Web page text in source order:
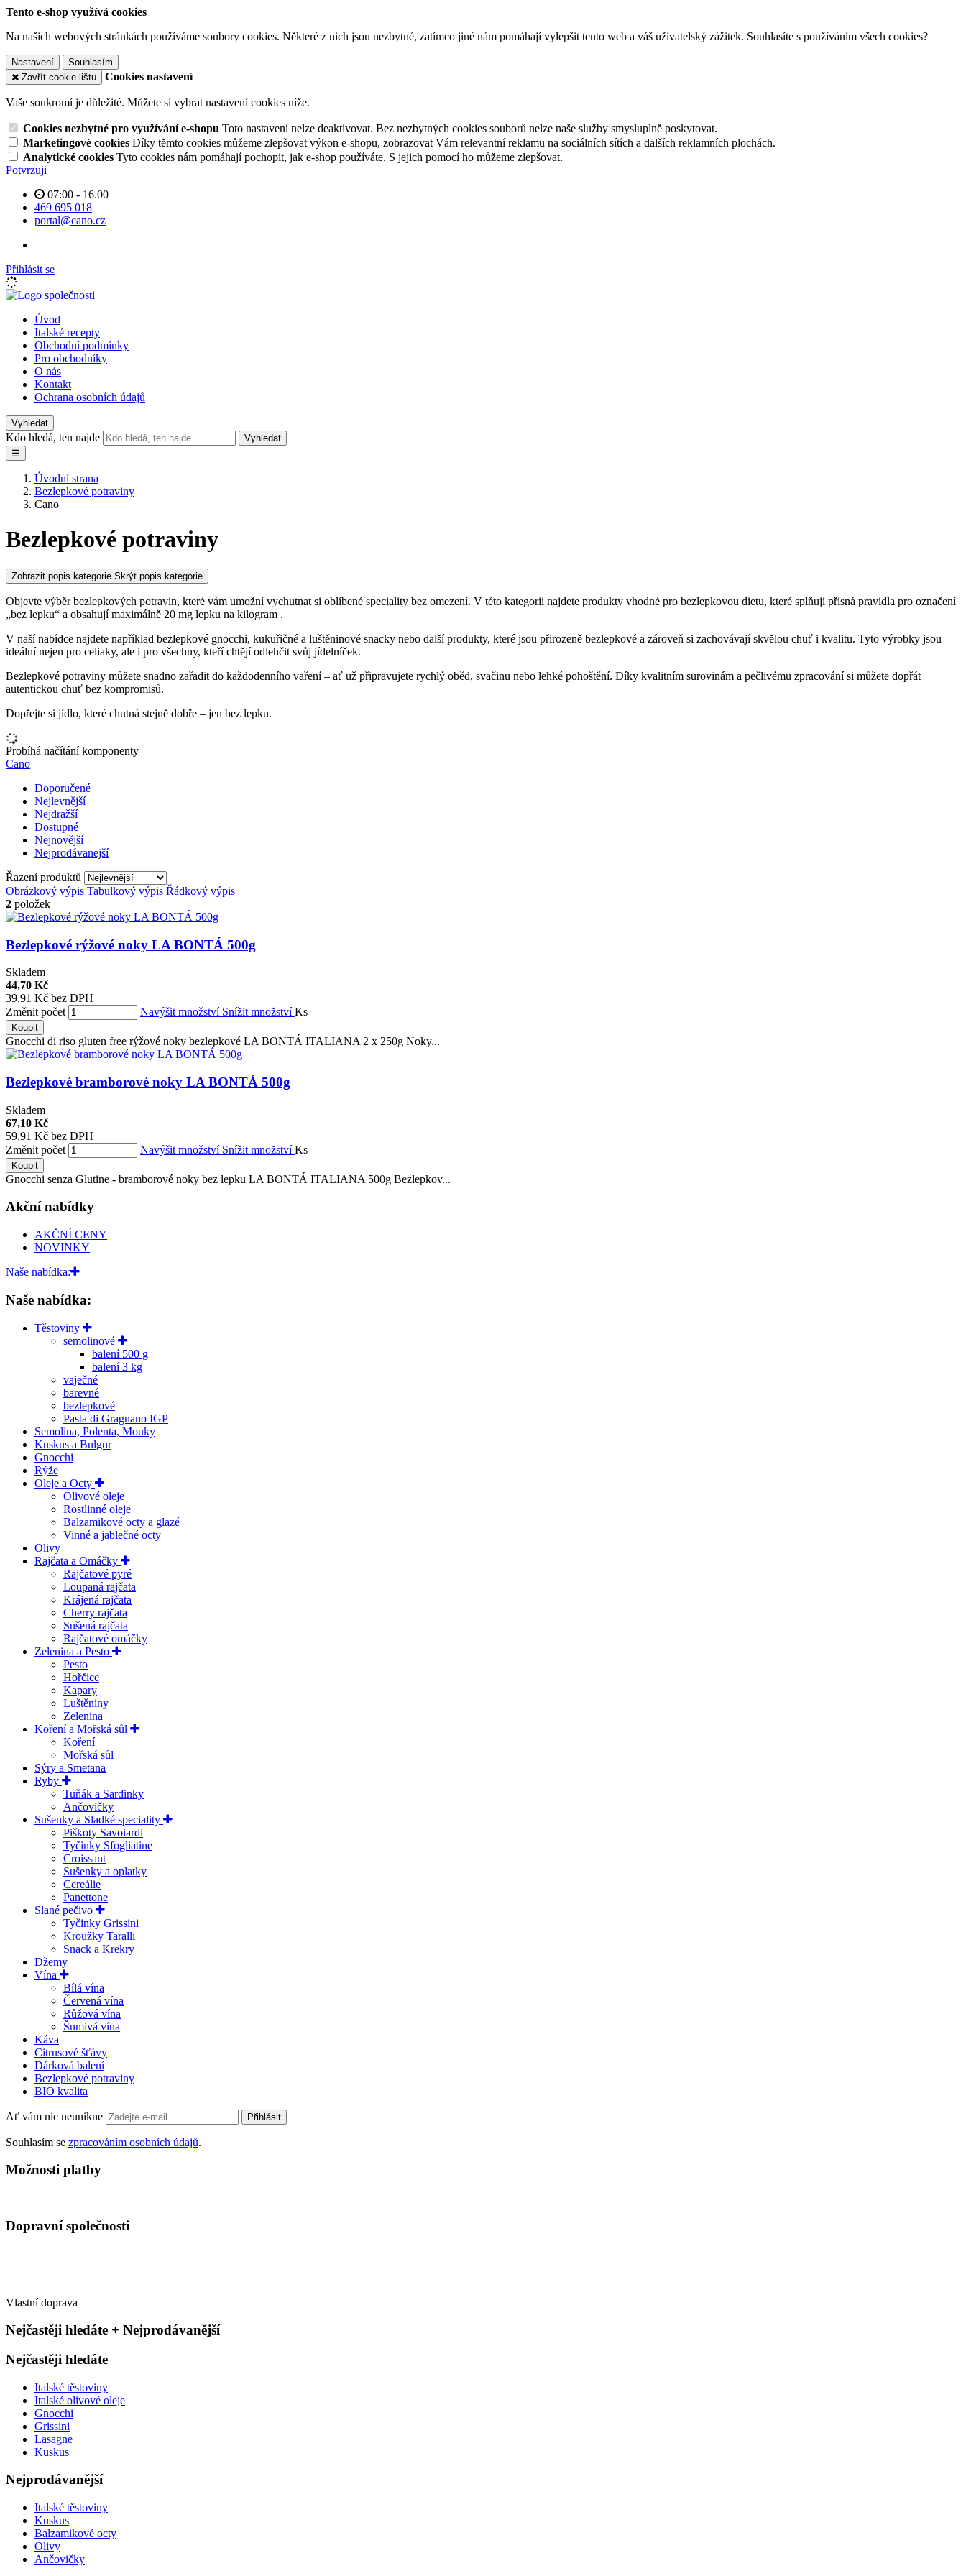
Tento e-shop využívá cookies
Na našich webových stránkách používáme soubory cookies. Některé z nich jsou nezbytné, zatímco jiné nám pomáhají vylepšit tento web a váš uživatelský zážitek. Souhlasíte s používáním všech cookies?
Nastavení
Souhlasím
Zavřít cookie lištu
Cookies nastavení
Vaše soukromí je důležité. Můžete si vybrat nastavení cookies níže.
Cookies nezbytné pro využívání e-shopu Toto nastavení nelze deaktivovat. Bez nezbytných cookies souborů nelze naše služby smysluplně poskytovat.
Marketingové cookies Díky těmto cookies můžeme zlepšovat výkon e-shopu, zobrazovat Vám relevantní reklamu na sociálních sítích a dalších reklamních plochách.
Analytické cookies Tyto cookies nám pomáhají pochopit, jak e-shop používáte. S jejich pomocí ho můžeme zlepšovat.
Potvrzuji
07:00 - 16.00
469 695 018
portal@cano.cz
Přihlásit se
Úvod
Italské recepty
Obchodní podmínky
Pro obchodníky
O nás
Kontakt
Ochrana osobních údajů
Vyhledat
Kdo hledá, ten najde
Vyhledat
☰
Úvodní strana
Bezlepkové potraviny
Cano
Bezlepkové potraviny
Zobrazit popis kategorie Skrýt popis kategorie
Objevte výběr bezlepkových potravin, které vám umožní vychutnat si oblíbené speciality bez omezení. V této kategorii najdete produkty vhodné pro bezlepkovou dietu, které splňují přísná pravidla pro označení
„bez lepku“ a obsahují maximálně 20 mg lepku na kilogram .
V naší nabídce najdete například bezlepkové gnocchi, kukuřičné a luštěninové snacky nebo další produkty, které jsou přirozeně bezlepkové a zároveň si zachovávají skvělou chuť i kvalitu. Tyto výrobky jsou
ideální nejen pro celiaky, ale i pro všechny, kteří chtějí odlehčit svůj jídelníček.
Bezlepkové potraviny můžete snadno zařadit do každodenního vaření – ať už připravujete rychlý oběd, svačinu nebo lehké pohoštění. Díky kvalitním surovinám a pečlivému zpracování si můžete dopřát
autentickou chuť bez kompromisů.
Dopřejte si jídlo, které chutná stejně dobře – jen bez lepku.
Probíhá načítání komponenty
Cano
Doporučené
Nejlevnější
Nejdražší
Dostupné
Nejnovější
Nejprodávanejší
Řazení produktů
Obrázkový výpis Tabulkový výpis Řádkový výpis
2 položek
Bezlepkové rýžové noky LA BONTÁ 500g
Skladem
44,70 Kč
39,91 Kč bez DPH
Změnit počet
Navýšit množství Snížit množstvíKs
Koupit
Gnocchi di riso gluten free rýžové noky bezlepkové LA BONTÁ ITALIANA 2 x 250g Noky...
Bezlepkové bramborové noky LA BONTÁ 500g
Skladem
67,10 Kč
59,91 Kč bez DPH
Změnit počet
Navýšit množství Snížit množstvíKs
Koupit
Gnocchi senza Glutine - bramborové noky bez lepku LA BONTÁ ITALIANA 500g Bezlepkov...
Akční nabídky
AKČNÍ CENY
NOVINKY
Naše nabídka:
Naše nabídka:
Těstoviny
semolinové
balení 500 g
balení 3 kg
vaječné
barevné
bezlepkové
Pasta di Gragnano IGP
Semolina, Polenta, Mouky
Kuskus a Bulgur
Gnocchi
Rýže
Oleje a Octy
Olivové oleje
Rostlinné oleje
Balzamikové octy a glazé
Vinné a jablečné octy
Olivy
Rajčata a Omáčky
Rajčatové pyré
Loupaná rajčata
Krájená rajčata
Cherry rajčata
Sušená rajčata
Rajčatové omáčky
Zelenina a Pesto
Pesto
Hořčice
Kapary
Luštěniny
Zelenina
Koření a Mořská sůl
Koření
Mořská sůl
Sýry a Smetana
Ryby
Tuňák a Sardinky
Ančovičky
Sušenky a Sladké speciality
Piškoty Savoiardi
Tyčinky Sfogliatine
Croissant
Sušenky a oplatky
Cereálie
Panettone
Slané pečivo
Tyčinky Grissini
Kroužky Taralli
Snack a Krekry
Džemy
Vína
Bílá vína
Červená vína
Růžová vína
Šumivá vína
Káva
Citrusové šťávy
Dárková balení
Bezlepkové potraviny
BIO kvalita
Ať vám nic neunikne Přihlásit
Souhlasím se zpracováním osobních údajů.
Možnosti platby
Dopravní společnosti
Vlastní doprava
Nejčastěji hledáte + Nejprodávanější
Nejčastěji hledáte
Italské těstoviny
Italské olivové oleje
Gnocchi
Grissini
Lasagne
Kuskus
Nejprodávanější
Italské těstoviny
Kuskus
Balzamikové octy
Olivy
Ančovičky